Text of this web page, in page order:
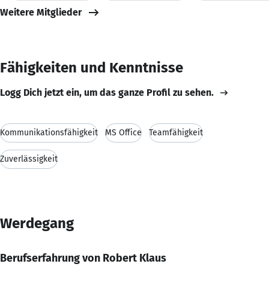
Weitere Mitglieder
Fähigkeiten und Kenntnisse
Logg Dich jetzt ein, um das ganze Profil zu sehen.
Kommunikationsfähigkeit MS Office Teamfähigkeit
Zuverlässigkeit
Werdegang
Berufserfahrung von Robert Klaus